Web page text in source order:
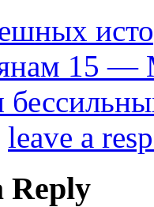
15 —
leave a
Reply